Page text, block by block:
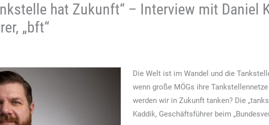
hat Zukunft“ – Interview mit Daniel
„bft“
Die Welt ist im Wandel und die
wenn große MÖGs ihre
werden wir in Zukunft tanken? Die
Kaddik, Geschäftsführer beim